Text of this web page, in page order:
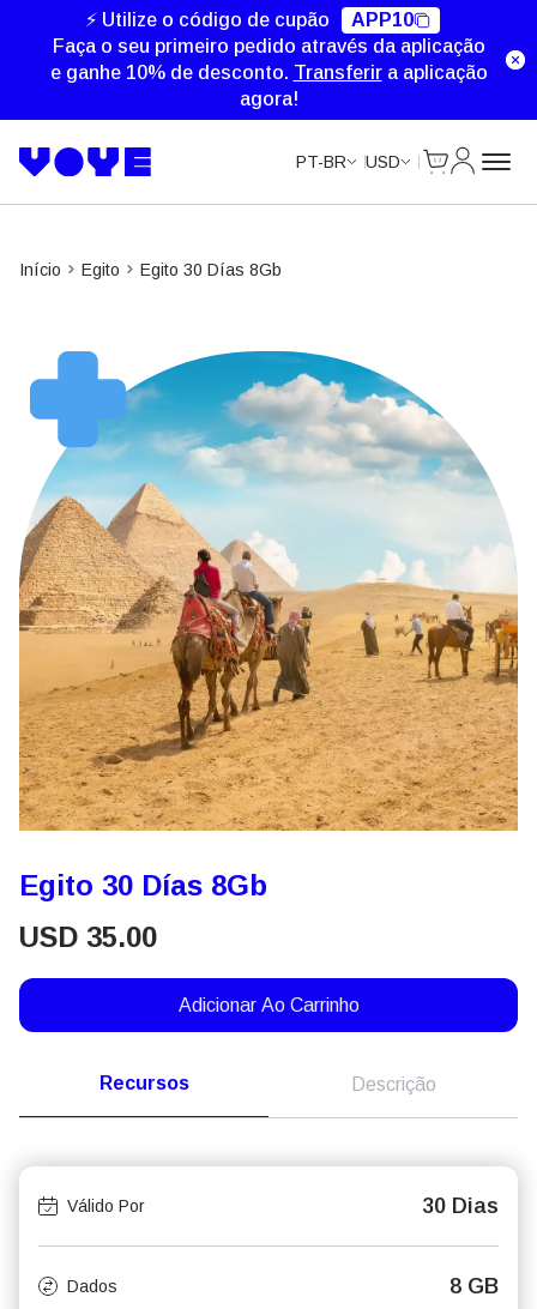
⚡ Utilize o código de cupão
APP10
Faça o seu primeiro pedido através da aplicação
e ganhe 10% de desconto. Transferira aplicação
agora!
PT-BR USD
Início Egito Egito 30 Días 8Gb
Egito 30 Días 8Gb
USD 35.00
Adicionar Ao Carrinho
Recursos Descrição
Válido Por 30 Dias
Dados 8 GB